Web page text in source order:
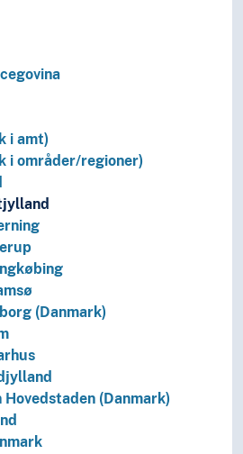
i amt)
i områder/regioner)
(Danmark)
Hovedstaden (Danmark)